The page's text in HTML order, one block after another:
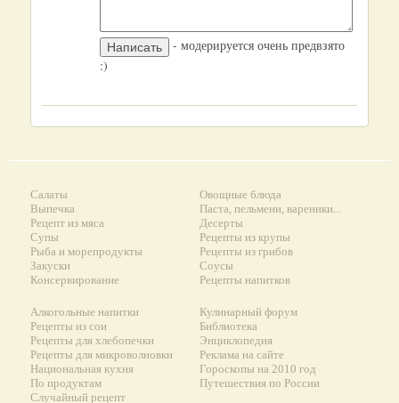
- модерируется очень предвзято
:)
Салаты
Выпечка
Рецепт из мяса
Супы
Рыба и морепродукты
Закуски
Консервирование
Овощные блюда
Паста, пельмени, вареники...
Десерты
Рецепты из крупы
Рецепты из грибов
Соусы
Рецепты напитков
Алкогольные напитки
Рецепты из сои
Рецепты для хлебопечки
Рецепты для микроволновки
Национальная кухня
По продуктам
Случайный рецепт
Кулинарный форум
Библиотека
Энциклопедия
Реклама на сайте
Гороскопы на 2010 год
Путешествия по России